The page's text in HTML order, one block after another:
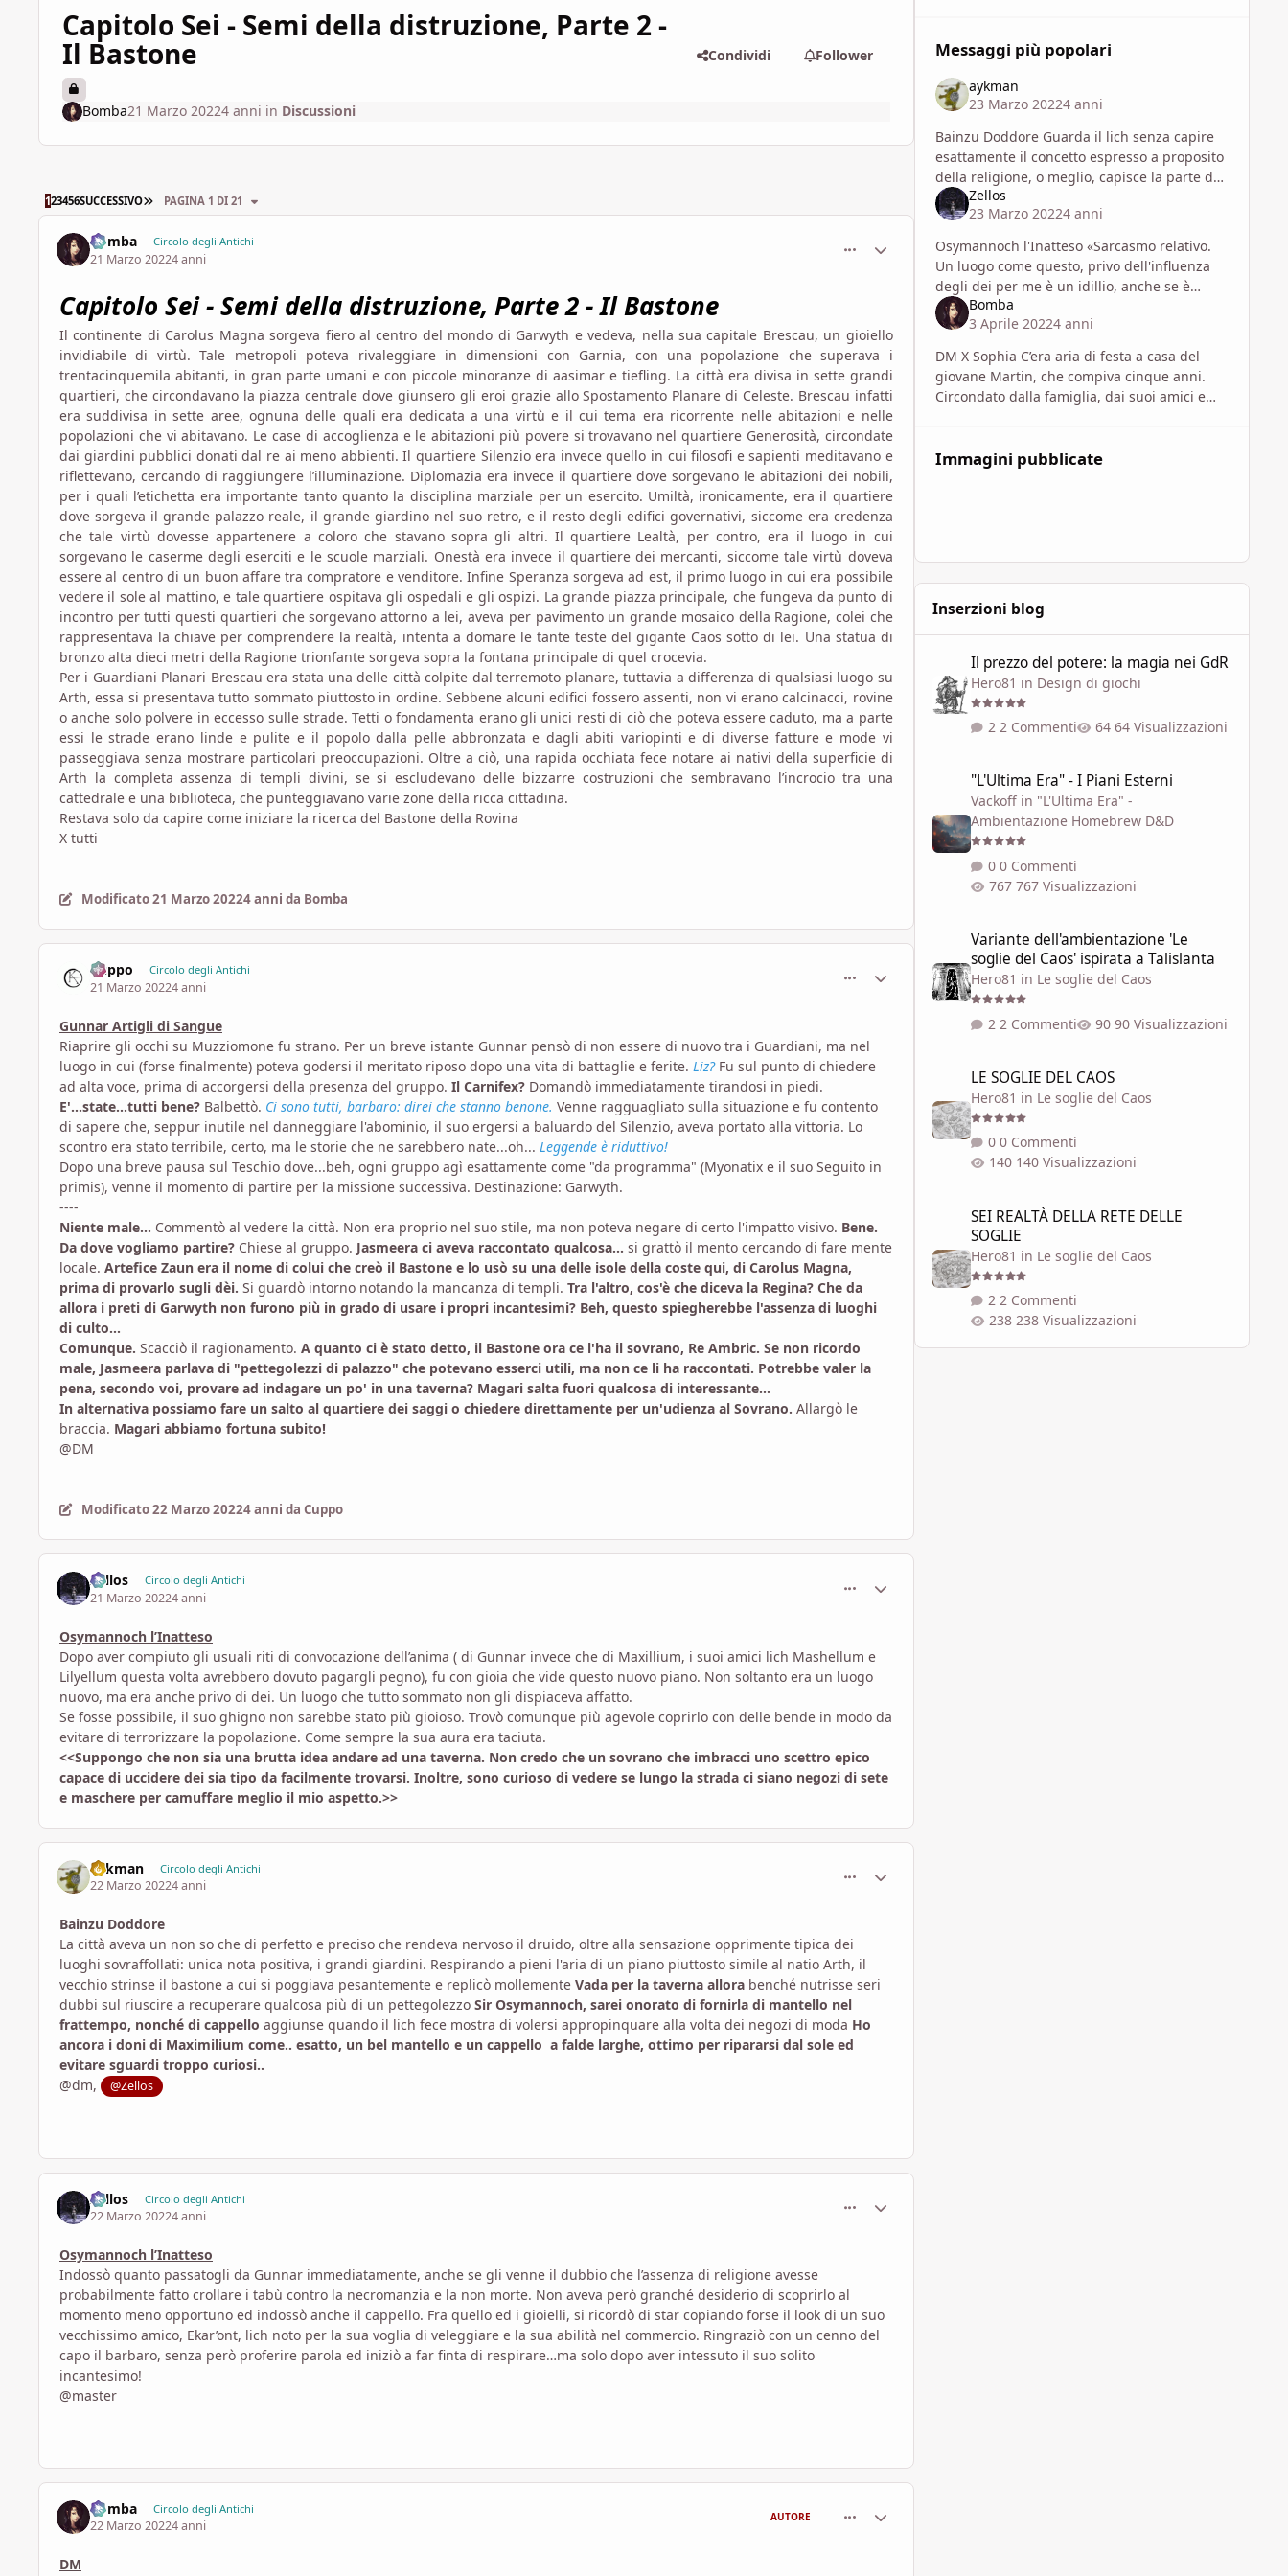
Capitolo Sei - Semi della distruzione, Parte 2 -
Il Bastone Condividi Follower
Bomba21 Marzo 20224 anni in Discussioni
123456SUCCESSIVO ULTIMA PAGINA
PAGINA 1 DI 21
Bomba Circolo degli Antichi
21 Marzo 20224 anni
comment_1798298
Statistiche Autore
Capitolo Sei - Semi della distruzione, Parte 2 - Il Bastone
Il continente di Carolus Magna sorgeva fiero al centro del mondo di Garwyth e vedeva, nella sua capitale Brescau, un gioiello
invidiabile di virtù. Tale metropoli poteva rivaleggiare in dimensioni con Garnia, con una popolazione che superava i
trentacinquemila abitanti, in gran parte umani e con piccole minoranze di aasimar e tiefling. La città era divisa in sette grandi
quartieri, che circondavano la piazza centrale dove giunsero gli eroi grazie allo Spostamento Planare di Celeste. Brescau infatti
era suddivisa in sette aree, ognuna delle quali era dedicata a una virtù e il cui tema era ricorrente nelle abitazioni e nelle
popolazioni che vi abitavano. Le case di accoglienza e le abitazioni più povere si trovavano nel quartiere Generosità, circondate
dai giardini pubblici donati dal re ai meno abbienti. Il quartiere Silenzio era invece quello in cui filosofi e sapienti meditavano e
riflettevano, cercando di raggiungere l’illuminazione. Diplomazia era invece il quartiere dove sorgevano le abitazioni dei nobili,
per i quali l’etichetta era importante tanto quanto la disciplina marziale per un esercito. Umiltà, ironicamente, era il quartiere
dove sorgeva il grande palazzo reale, il grande giardino nel suo retro, e il resto degli edifici governativi, siccome era credenza
che tale virtù dovesse appartenere a coloro che stavano sopra gli altri. Il quartiere Lealtà, per contro, era il luogo in cui
sorgevano le caserme degli eserciti e le scuole marziali. Onestà era invece il quartiere dei mercanti, siccome tale virtù doveva
essere al centro di un buon affare tra compratore e venditore. Infine Speranza sorgeva ad est, il primo luogo in cui era possibile
vedere il sole al mattino, e tale quartiere ospitava gli ospedali e gli ospizi. La grande piazza principale, che fungeva da punto di
incontro per tutti questi quartieri che sorgevano attorno a lei, aveva per pavimento un grande mosaico della Ragione, colei che
rappresentava la chiave per comprendere la realtà, intenta a domare le tante teste del gigante Caos sotto di lei. Una statua di
bronzo alta dieci metri della Ragione trionfante sorgeva sopra la fontana principale di quel crocevia.
Per i Guardiani Planari Brescau era stata una delle città colpite dal terremoto planare, tuttavia a differenza di qualsiasi luogo su
Arth, essa si presentava tutto sommato piuttosto in ordine. Sebbene alcuni edifici fossero assenti, non vi erano calcinacci, rovine
o anche solo polvere in eccesso sulle strade. Tetti o fondamenta erano gli unici resti di ciò che poteva essere caduto, ma a parte
essi le strade erano linde e pulite e il popolo dalla pelle abbronzata e dagli abiti variopinti e di diverse fatture e mode vi
passeggiava senza mostrare particolari preoccupazioni. Oltre a ciò, una rapida occhiata fece notare ai nativi della superficie di
Arth la completa assenza di templi divini, se si escludevano delle bizzarre costruzioni che sembravano l’incrocio tra una
cattedrale e una biblioteca, che punteggiavano varie zone della ricca cittadina.
Restava solo da capire come iniziare la ricerca del Bastone della Rovina
X tutti
Modificato21 Marzo 20224 anni da Bomba
Cuppo Circolo degli Antichi
21 Marzo 20224 anni
comment_1798420
Statistiche Autore
Gunnar Artigli di Sangue
Riaprire gli occhi su Muzziomone fu strano. Per un breve istante Gunnar pensò di non essere di nuovo tra i Guardiani, ma nel
luogo in cui (forse finalmente) poteva godersi il meritato riposo dopo una vita di battaglie e ferite. Liz? Fu sul punto di chiedere
ad alta voce, prima di accorgersi della presenza del gruppo. Il Carnifex? Domandò immediatamente tirandosi in piedi.
E'...state...tutti bene? Balbettò. Ci sono tutti, barbaro: direi che stanno benone. Venne ragguagliato sulla situazione e fu contento
di sapere che, seppur inutile nel danneggiare l'abominio, il suo ergersi a baluardo del Silenzio, aveva portato alla vittoria. Lo
scontro era stato terribile, certo, ma le storie che ne sarebbero nate...oh... Leggende è riduttivo!
Dopo una breve pausa sul Teschio dove...beh, ogni gruppo agì esattamente come "da programma" (Myonatix e il suo Seguito in
primis), venne il momento di partire per la missione successiva. Destinazione: Garwyth.
----
Niente male... Commentò al vedere la città. Non era proprio nel suo stile, ma non poteva negare di certo l'impatto visivo. Bene.
Da dove vogliamo partire? Chiese al gruppo. Jasmeera ci aveva raccontato qualcosa... si grattò il mento cercando di fare mente
locale. Artefice Zaun era il nome di colui che creò il Bastone e lo usò su una delle isole della coste qui, di Carolus Magna,
prima di provarlo sugli dèi. Si guardò intorno notando la mancanza di templi. Tra l'altro, cos'è che diceva la Regina? Che da
allora i preti di Garwyth non furono più in grado di usare i propri incantesimi? Beh, questo spiegherebbe l'assenza di luoghi
di culto...
Comunque. Scacciò il ragionamento. A quanto ci è stato detto, il Bastone ora ce l'ha il sovrano, Re Ambric. Se non ricordo
male, Jasmeera parlava di "pettegolezzi di palazzo" che potevano esserci utili, ma non ce li ha raccontati. Potrebbe valer la
pena, secondo voi, provare ad indagare un po' in una taverna? Magari salta fuori qualcosa di interessante...
In alternativa possiamo fare un salto al quartiere dei saggi o chiedere direttamente per un'udienza al Sovrano. Allargò le
braccia. Magari abbiamo fortuna subito!
@DM
Modificato22 Marzo 20224 anni da Cuppo
Zellos Circolo degli Antichi
21 Marzo 20224 anni
Osymannoch l’Inatteso
Dopo aver compiuto gli usuali riti di convocazione dell’anima ( di Gunnar invece che di Maxillium, i suoi amici lich Mashellum e
Lilyellum questa volta avrebbero dovuto pagargli pegno), fu con gioia che vide questo nuovo piano. Non soltanto era un luogo
nuovo, ma era anche privo di dei. Un luogo che tutto sommato non gli dispiaceva affatto.
Se fosse possibile, il suo ghigno non sarebbe stato più gioioso. Trovò comunque più agevole coprirlo con delle bende in modo da
evitare di terrorizzare la popolazione. Come sempre la sua aura era taciuta.
<<Suppongo che non sia una brutta idea andare ad una taverna. Non credo che un sovrano che imbracci uno scettro epico
capace di uccidere dei sia tipo da facilmente trovarsi. Inoltre, sono curioso di vedere se lungo la strada ci siano negozi di sete
e maschere per camuffare meglio il mio aspetto.>>
aykman Circolo degli Antichi
22 Marzo 20224 anni
Bainzu Doddore
La città aveva un non so che di perfetto e preciso che rendeva nervoso il druido, oltre alla sensazione opprimente tipica dei
luoghi sovraffollati: unica nota positiva, i grandi giardini. Respirando a pieni l'aria di un piano piuttosto simile al natio Arth, il
vecchio strinse il bastone a cui si poggiava pesantemente e replicò mollemente Vada per la taverna allora benché nutrisse seri
dubbi sul riuscire a recuperare qualcosa più di un pettegolezzo Sir Osymannoch, sarei onorato di fornirla di mantello nel
frattempo, nonché di cappello aggiunse quando il lich fece mostra di volersi appropinquare alla volta dei negozi di moda Ho
ancora i doni di Maximilium come.. esatto, un bel mantello e un cappello a falde larghe, ottimo per ripararsi dal sole ed
evitare sguardi troppo curiosi..
@dm,
@Zellos
Zellos Circolo degli Antichi
22 Marzo 20224 anni
Osymannoch l’Inatteso
Indossò quanto passatogli da Gunnar immediatamente, anche se gli venne il dubbio che l’assenza di religione avesse
probabilmente fatto crollare i tabù contro la necromanzia e la non morte. Non aveva però granché desiderio di scoprirlo al
momento meno opportuno ed indossò anche il cappello. Fra quello ed i gioielli, si ricordò di star copiando forse il look di un suo
vecchissimo amico, Ekar’ont, lich noto per la sua voglia di veleggiare e la sua abilità nel commercio. Ringraziò con un cenno del
capo il barbaro, senza però proferire parola ed iniziò a far finta di respirare…ma solo dopo aver intessuto il suo solito
incantesimo!
@master
Bomba Circolo degli Antichi
22 Marzo 20224 anni
AUTORE
DM
Messaggi più popolari
aykman
23 Marzo 20224 anni
Bainzu Doddore Guarda il lich senza capire
esattamente il concetto espresso a proposito
della religione, o meglio, capisce la parte del
razzismo divino, quello sull'illuminato un pò
meno: del res
Zellos
23 Marzo 20224 anni
Osymannoch l'Inatteso «Sarcasmo relativo.
Un luogo come questo, privo dell'influenza
degli dei per me è un idillio, anche se è
chiaramente dominato anche dal razzismo
(che so essere ahimé un trat
Bomba
3 Aprile 20224 anni
DM X Sophia C’era aria di festa a casa del
giovane Martin, che compiva cinque anni.
Circondato dalla famiglia, dai suoi amici e
Immagini pubblicate
Inserzioni blog
Il prezzo del potere: la magia nei GdR
Hero81 in Design di giochi
2 Commenti 64 Visualizzazioni
"L'Ultima Era" - I Piani Esterni
Vackoffin "L'Ultima Era" -
Ambientazione Homebrew D&D
0 Commenti
767 Visualizzazioni
Variante dell'ambientazione 'Le soglie del Caos' ispirata a
Variante dell'ambientazione 'Le
soglie del Caos' ispirata a Talislanta
Hero81 in Le soglie del Caos
2 Commenti 90 Visualizzazioni
LE SOGLIE DEL CAOS
Hero81 in Le soglie del Caos
0 Commenti
140 Visualizzazioni
SEI REALTÀ DELLA RETE DELLE
SOGLIE
Hero81 in Le soglie del Caos
2 Commenti
238 Visualizzazioni